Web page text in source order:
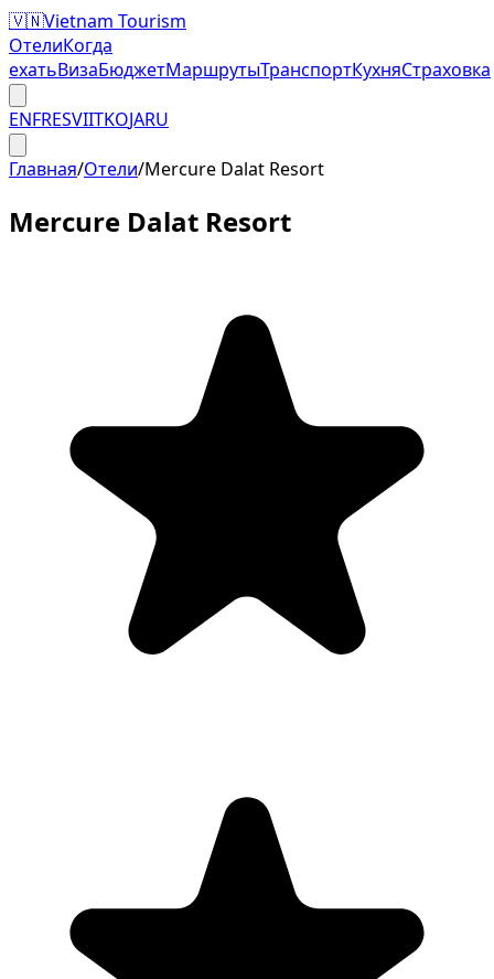
🇻🇳Vietnam Tourism
ОтелиКогда
ехатьВизаБюджетМаршрутыТранспортКухняСтраховка
ENFRESVIITKOJARU
Главная/Отели/Mercure Dalat Resort
Mercure Dalat Resort